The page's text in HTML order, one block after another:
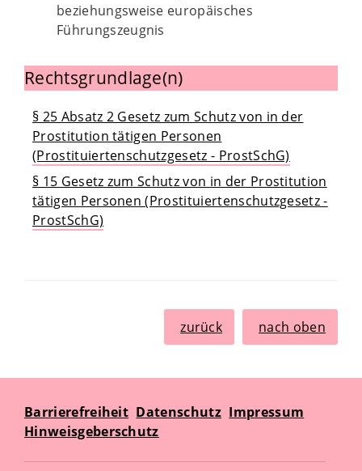
beziehungsweise europäisches
Führungszeugnis
Rechtsgrundlage(n)
§ 25 Absatz 2 Gesetz zum Schutz von in der
Prostitution tätigen Personen
(Prostituiertenschutzgesetz - ProstSchG)
§ 15 Gesetz zum Schutz von in der Prostitution
tätigen Personen (Prostituiertenschutzgesetz -
ProstSchG)
zurück nach oben
Barrierefreiheit Datenschutz Impressum
Hinweisgeberschutz